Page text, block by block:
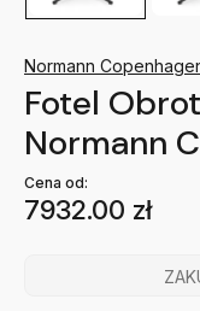
Normann
Fotel
Normann
Cena od:
7932.00 zł